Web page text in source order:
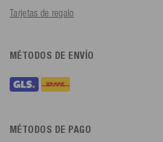
Tarjetas de regalo
MÉTODOS DE ENVÍO
MÉTODOS DE PAGO